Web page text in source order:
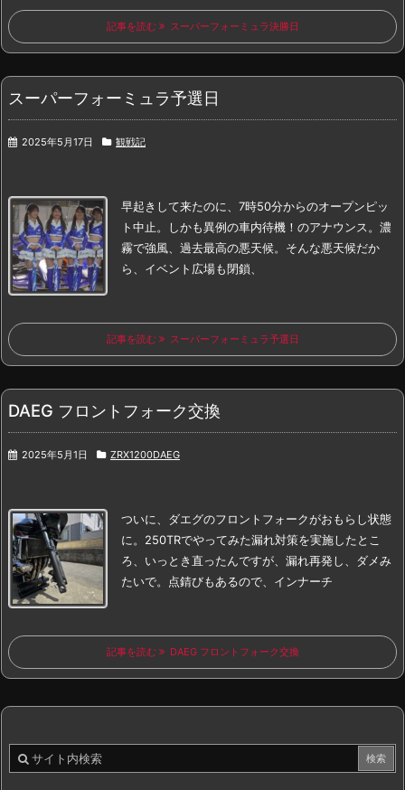
記事を読む スーパーフォーミュラ決勝日
スーパーフォーミュラ予選日
2025年5月17日 観戦記
早起きして来たのに、 7時50分からのオープンピッ
ト中止。
しかも異例の車内待機！のアナウンス。 濃
霧で強風、過去最高の悪天候。 そんな悪天候だか
ら、イベント広場も閉鎖、
記事を読む スーパーフォーミュラ予選日
DAEG フロントフォーク交換
2025年5月1日 ZRX1200DAEG
ついに、ダエグのフロントフォークがおもらし状態
に。 250TRでやってみた漏れ対策を実施したとこ
ろ、 いっとき直ったんですが、漏れ再発し、ダメみ
たいで。 点錆びもあるので、インナーチ
記事を読む DAEG フロントフォーク交換